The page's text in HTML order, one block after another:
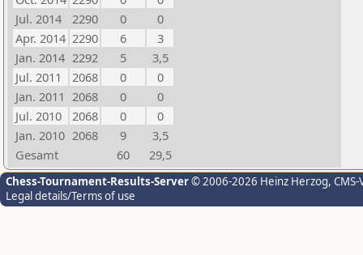
Jul. 2014
2290 0
0
Apr. 2014 2290 6
3
Jan. 2014 2292 5
3,5
Jul. 2011
2068 0
0
Jan. 2011 2068 0
0
Jul. 2010
2068 0
0
Jan. 2010 2068 9
3,5
Gesamt
60 29,5
Chess-Tournament-Results-Server© 2006-2026 Heinz Herzog,
Legal details/Terms of use